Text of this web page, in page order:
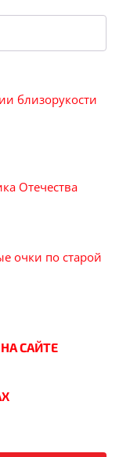
близорукости
Отечества
очки по старой
САЙТЕ